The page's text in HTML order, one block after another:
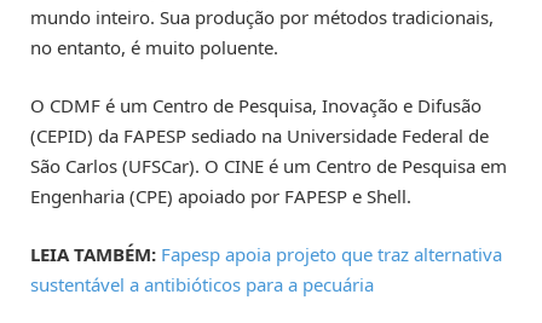
mundo inteiro. Sua produção por métodos tradicionais,
no entanto, é muito poluente.
O CDMF é um Centro de Pesquisa, Inovação e Difusão
(CEPID) da FAPESP sediado na Universidade Federal de
São Carlos (UFSCar). O CINE é um Centro de Pesquisa em
Engenharia (CPE) apoiado por FAPESP e Shell.
LEIA TAMBÉM: Fapesp apoia projeto que traz alternativa
sustentável a antibióticos para a pecuária